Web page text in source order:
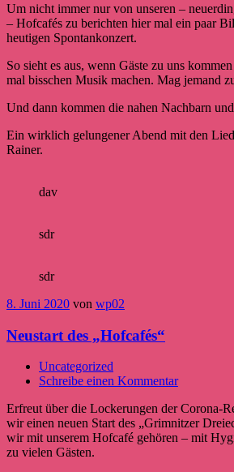
Um nicht immer nur von unseren –
– Hofcafés zu berichten hier mal ein paar
heutigen Spontankonzert.
So sieht es aus, wenn Gäste zu uns
mal bisschen Musik machen. Mag jemand
Und dann kommen die nahen Nachbarn
Ein wirklich gelungener Abend mit den
Rainer.
dav
sdr
sdr
8. Juni 2020 von wp02
Neustart des „Hofcafés“
Uncategorized
Schreibe einen Kommentar
Erfreut über die Lockerungen der Corona-
wir einen neuen Start des „Grimnitzer
wir mit unserem Hofcafé gehören – mit
zu vielen Gästen.